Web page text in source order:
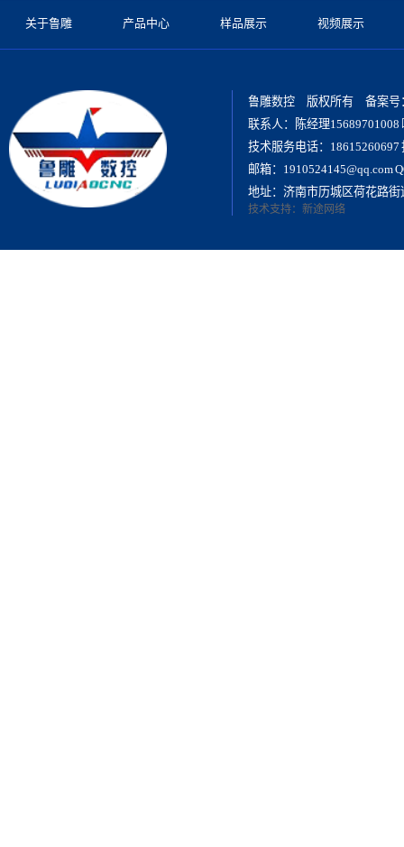
关于鲁雕 产品中心 样品展示 视频展示
鲁雕数控 版权所有 备案号
联系人：陈经理15689701008
技术服务电话：18615260697
邮箱：1910524145@qq.com
地址：济南市历城区荷花路
技术支持：新途网络